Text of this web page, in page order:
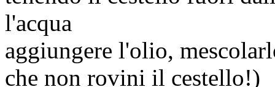
l'acqua
aggiungere l'olio,
che non rovini il cestello!)